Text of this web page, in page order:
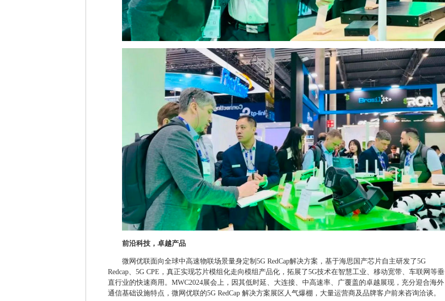
前沿科技，卓越产品
微网优联面向全球中高速物联场景量身定制5G RedCap解决方案，基于海思国产芯片自主研发了5G
Redcap、5G CPE，真正实现芯片模组化走向模组产品化，拓展了5G技术在智慧工业、移动宽带、车联网等垂
直行业的快速商用。MWC2024展会上，因其低时延、大连接、中高速率、广覆盖的卓越展现，充分迎合海外
通信基础设施特点，微网优联的5G RedCap 解决方案展区人气爆棚，大量运营商及品牌客户前来咨询洽谈。